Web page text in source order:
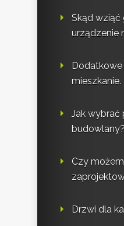
Skąd
urządzenie
mieszkanie.
Jak wybrać
budowlany?
Czy
Drzwi dla